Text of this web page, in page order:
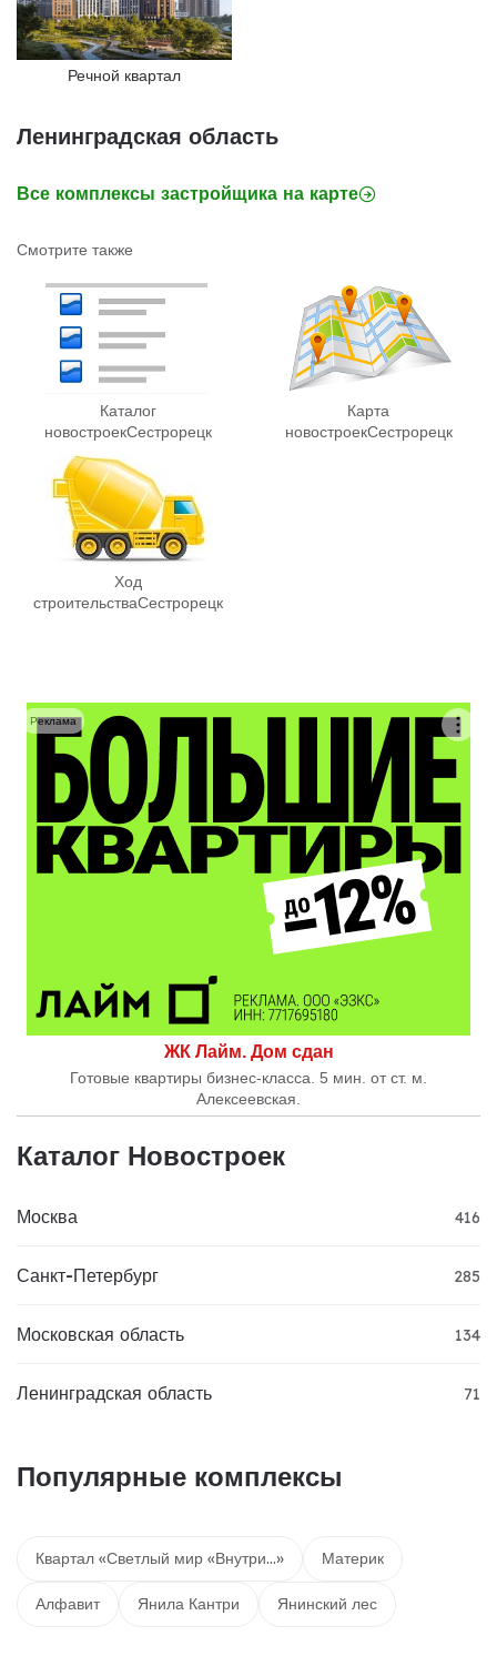
Речной квартал
Ленинградская область
Все комплексы застройщика на карте
Смотрите также
Каталог
новостроекСестрорецк
Карта
новостроекСестрорецк
Ход
строительстваСестрорецк
ЖК Лайм. Дом сдан
Готовые квартиры бизнес-класса. 5 мин. от ст. м.
Алексеевская.
Реклама
Каталог Новостроек
Москва 416
Санкт-Петербург 285
Московская область 134
Ленинградская область 71
Популярные комплексы
Квартал «Светлый мир «Внутри…» Материк
Алфавит Янила Кантри Янинский лес